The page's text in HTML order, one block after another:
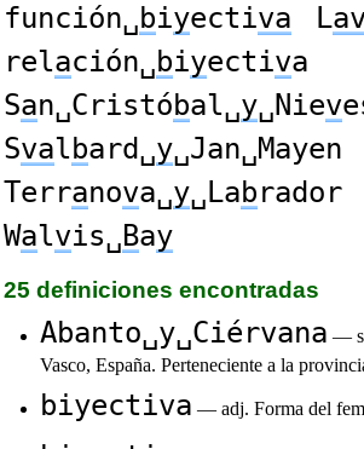
función␣biyectiva L
relación␣biyectiva
San␣Cristóbal␣y␣Niev
Svalbard␣y␣Jan␣Mayen
Terranova␣y␣Labrador
Walvis␣Bay
25 definiciones encontradas
Abanto␣y␣Ciérvana —
Vasco, España. Perteneciente a la
biyectiva — adj. Forma del